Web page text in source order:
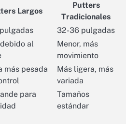
Largos
Putters
Tradicionales
32-36 pulgadas
al
Menor, más
movimiento
más pesada
Más ligera, más
variada
para
Tamaños
estándar